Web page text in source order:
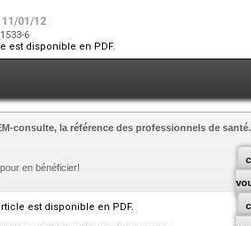
11/01/12
6
est disponible en PDF.
consulte, la référence des professionnels de santé.
en bénéficier!
est disponible en PDF.